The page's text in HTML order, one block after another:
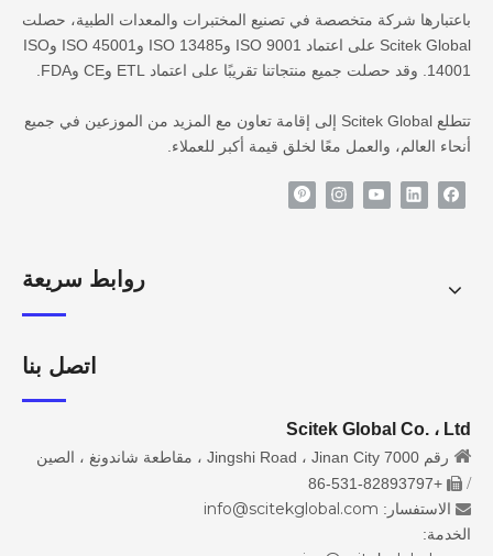
باعتبارها شركة متخصصة في تصنيع المختبرات والمعدات الطبية، حصلت
Scitek Global على اعتماد ISO 9001 وISO 13485 وISO 45001 وISO
14001. وقد حصلت جميع منتجاتنا تقريبًا على اعتماد ETL وCE وFDA.
تتطلع Scitek Global إلى إقامة تعاون مع المزيد من الموزعين في جميع
أنحاء العالم، والعمل معًا لخلق قيمة أكبر للعملاء.
روابط سريعة
اتصل بنا
Scitek Global Co. ، Ltd
 رقم 7000 Jingshi Road ، Jinan City ، مقاطعة شاندونغ ، الصين
/

+86-531-82893797
 الاستفسار: info@scitekglobal.com
الخدمة: